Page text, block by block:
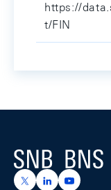
https://
t/FIN
Logo
https://x.com/
https://